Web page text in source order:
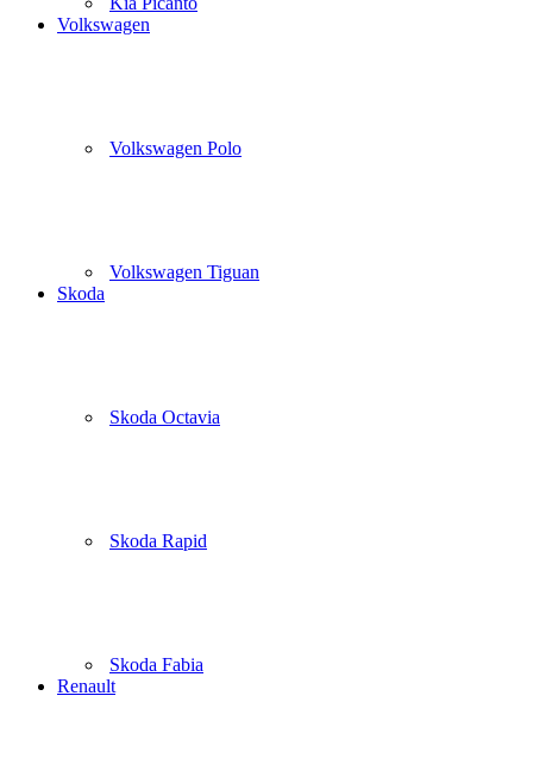
Volkswagen
Volkswagen Polo
Volkswagen Tiguan
Skoda
Skoda Octavia
Skoda Rapid
Skoda Fabia
Renault